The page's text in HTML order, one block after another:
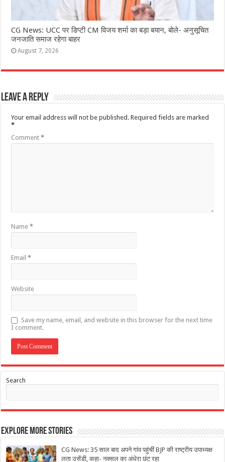
CG News: UCC पर डिप्टी CM विजय शर्मा का बड़ा बयान, बोले- अनुसूचित
जनजाति समाज रहेगा बाहर
August 7, 2026
Leave a Reply
Your email address will not be published. Required fields are marked
*
Comment*
Name*
Email*
Website
Save my name, email, and website in this browser for the next time
I comment.
Search
Explore More Stories
CG News: 35 साल बाद अपने गांव पहुंचीं BJP की राष्ट्रीय उपाध्यक्ष
लता उसेंडी, कहा- नक्सल का अंधेरा छंट रहा